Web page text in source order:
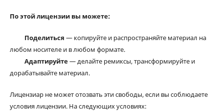
По этой лицензии вы можете:
Поделиться — копируйте и распространяйте материал на
любом носителе и в любом формате.
Адаптируйте— делайте ремиксы, трансформируйте и
дорабатывайте материал.
Лицензиар не может отозвать эти свободы, если вы соблюдаете
условия лицензии. На следующих условиях: